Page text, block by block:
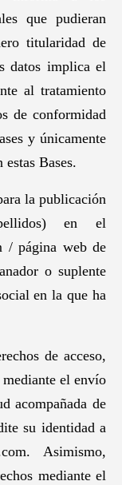
que pudieran
titularidad de
datos implica el
al tratamiento
de conformidad
y únicamente
Bases.
la publicación
en el
/ página web de
o suplente
en la que ha
de acceso,
el envío
acompañada de
su identidad a
Asimismo,
mediante el